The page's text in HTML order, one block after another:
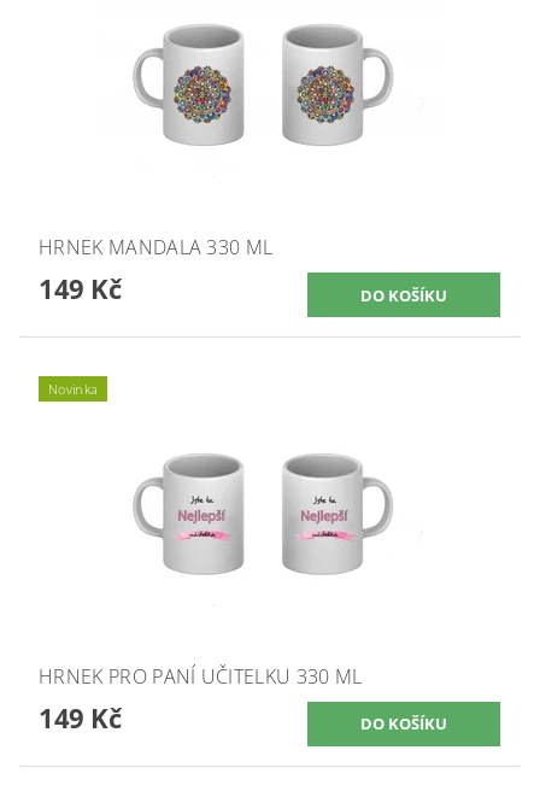
HRNEK MANDALA 330 ML
149 Kč
Novinka
HRNEK PRO PANÍ UČITELKU 330 ML
149 Kč